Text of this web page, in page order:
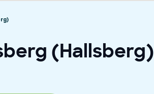
(Hallsberg)